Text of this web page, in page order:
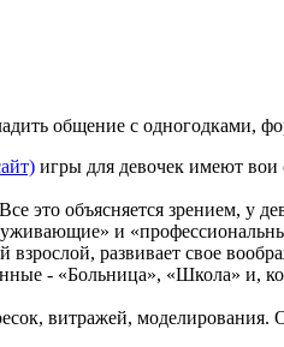
общение с одногодками,
игры для девочек имеют
это объясняется зрением, у
и
развивает свое
- «Больница», «Школа» и,
витражей,